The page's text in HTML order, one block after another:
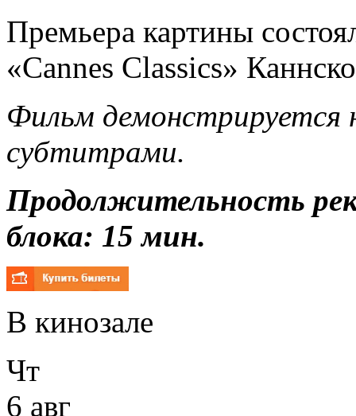
Премьера картины
«Cannes Classics»
Фильм демонстрируется
субтитрами.
Продолжительность
блока: 15 мин.
В кинозале
Чт
6 авг